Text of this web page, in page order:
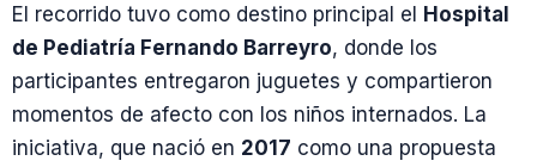
El recorrido tuvo como destino principal el Hospital
de Pediatría Fernando Barreyro, donde los
participantes entregaron juguetes y compartieron
momentos de afecto con los niños internados. La
iniciativa, que nació en 2017 como una propuesta